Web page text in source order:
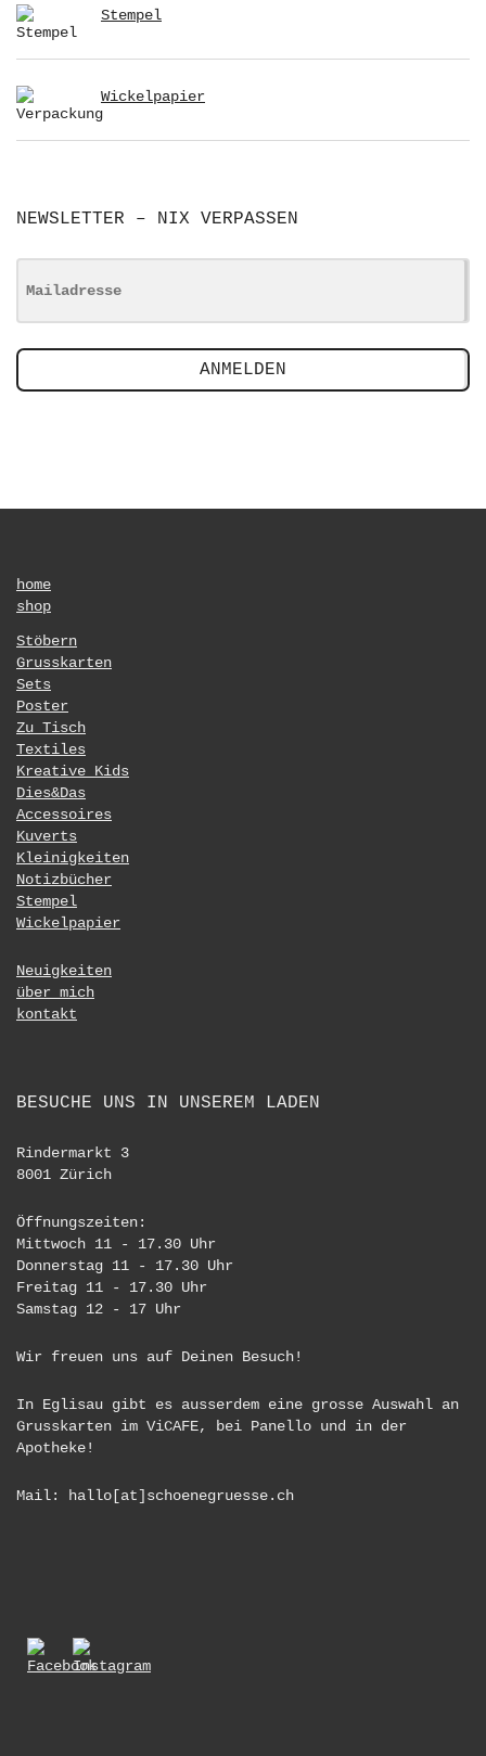
Stempel
Wickelpapier
NEWSLETTER – NIX VERPASSEN
ANMELDEN
home
shop
Stöbern
Grusskarten
Sets
Poster
Zu Tisch
Textiles
Kreative Kids
Dies&Das
Accessoires
Kuverts
Kleinigkeiten
Notizbücher
Stempel
Wickelpapier
Neuigkeiten
über mich
kontakt
BESUCHE UNS IN UNSEREM LADEN
Rindermarkt 3
8001 Zürich
Öffnungszeiten:
Mittwoch 11 - 17.30 Uhr
Donnerstag 11 - 17.30 Uhr
Freitag 11 - 17.30 Uhr
Samstag 12 - 17 Uhr
Wir freuen uns auf Deinen Besuch!
In Eglisau gibt es ausserdem eine grosse Auswahl an
Grusskarten im ViCAFE, bei Panello und in der
Apotheke!
Mail: hallo[at]schoenegruesse.ch